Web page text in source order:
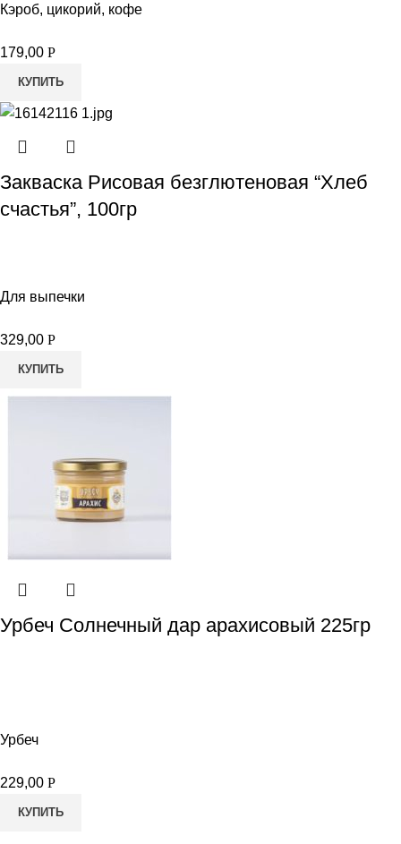
Кэроб, цикорий, кофе
179,00 Р
КУПИТЬ
Закваска Рисовая безглютеновая “Хлеб
счастья”, 100гр
Для выпечки
329,00 Р
КУПИТЬ
Урбеч Солнечный дар арахисовый 225гр
Урбеч
229,00 Р
КУПИТЬ